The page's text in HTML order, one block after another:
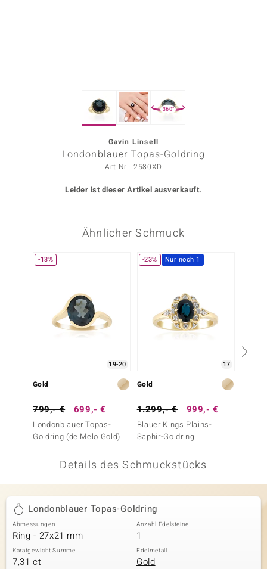
BY DE MELO
360°
Gavin Linsell
Londonblauer Topas-Goldring
Art.Nr.: 2580XD
Leider ist dieser Artikel ausverkauft.
Ähnlicher Schmuck
-13%
19-20
Gold
799,- € 699,- €
Londonblauer Topas-
Goldring (de Melo Gold)
-23% Nur noch 1
17
Gold
1.299,- € 999,- €
Blauer Kings Plains-
Saphir-Goldring
Details des Schmuckstücks
Londonblauer Topas-Goldring
Abmessungen
Ring - 27x21 mm
Anzahl Edelsteine
1
Karatgewicht Summe
7,31 ct
Edelmetall
Gold